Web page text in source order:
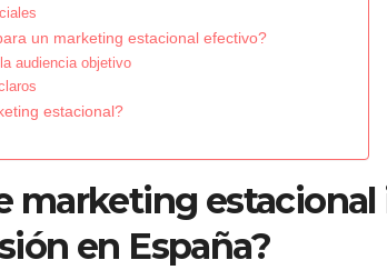
un marketing estacional efectivo?
audiencia objetivo
estacional?
marketing
en España?